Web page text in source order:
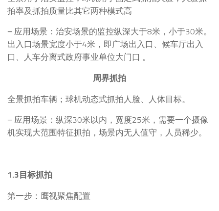
拍率及抓拍质量比其它两种模式高
− 应用场景：治安场景的监控纵深大于8米，小于30米。
出入口场景宽度小于4米，即广场出入口、候车厅出入
口、人车分离式政府事业单位大门口 。
周界抓拍
全景抓拍车辆；球机动态式抓拍人脸、人体目标。
− 应用场景：纵深30米以内，宽度25米，需要一个摄像
机实现大范围特征抓拍，场景内无人值守，人员稀少。
1.3目标抓拍
第一步：鹰视聚焦配置